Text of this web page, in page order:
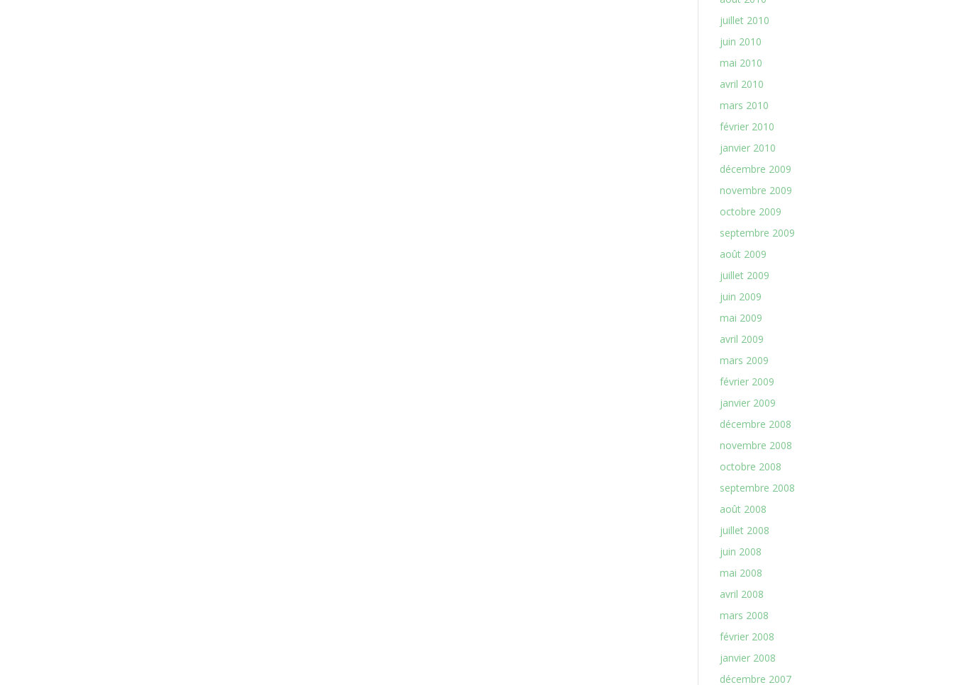
juillet 2010
juin 2010
mai 2010
avril 2010
mars 2010
février 2010
janvier 2010
décembre 2009
novembre 2009
octobre 2009
septembre 2009
août 2009
juillet 2009
juin 2009
mai 2009
avril 2009
mars 2009
février 2009
janvier 2009
décembre 2008
novembre 2008
octobre 2008
septembre 2008
août 2008
juillet 2008
juin 2008
mai 2008
avril 2008
mars 2008
février 2008
janvier 2008
décembre 2007